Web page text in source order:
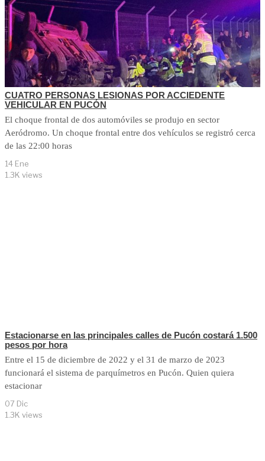
CUATRO PERSONAS LESIONAS POR ACCIEDENTE
VEHICULAR EN PUCÓN
El choque frontal de dos automóviles se produjo en sector
Aeródromo. Un choque frontal entre dos vehículos se registró cerca
de las 22:00 horas
14 Ene
1.3K views
Estacionarse en las principales calles de Pucón costará 1.500
pesos por hora
Entre el 15 de diciembre de 2022 y el 31 de marzo de 2023
funcionará el sistema de parquímetros en Pucón. Quien quiera
estacionar
07 Dic
1.3K views